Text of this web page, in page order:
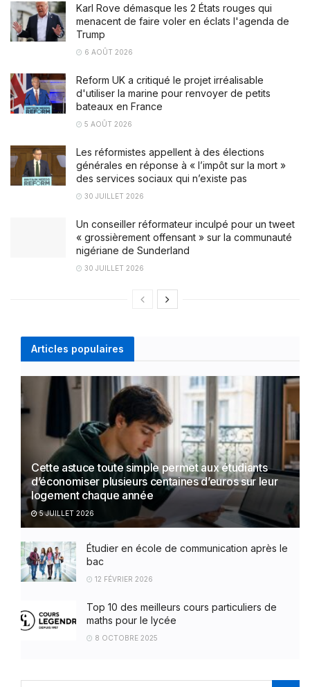
Karl Rove démasque les 2 États rouges qui
menacent de faire voler en éclats l'agenda de
Trump
6 AOÛT 2026
Reform UK a critiqué le projet irréalisable
d'utiliser la marine pour renvoyer de petits
bateaux en France
5 AOÛT 2026
Les réformistes appellent à des élections
générales en réponse à « l’impôt sur la mort »
des services sociaux qui n’existe pas
30 JUILLET 2026
Un conseiller réformateur inculpé pour un tweet
« grossièrement offensant » sur la communauté
nigériane de Sunderland
30 JUILLET 2026
Articles populaires
Cette astuce toute simple permet aux étudiants
d’économiser plusieurs centaines d’euros sur leur
logement chaque année
5 JUILLET 2026
Étudier en école de communication après le
bac
12 FÉVRIER 2026
Top 10 des meilleurs cours particuliers de
maths pour le lycée
8 OCTOBRE 2025